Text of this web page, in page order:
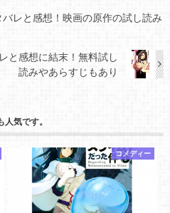
レと感想！映画の原作の試し読み
と感想に結末！無料試し
読みやあらすじもあり
気です。
コメディー